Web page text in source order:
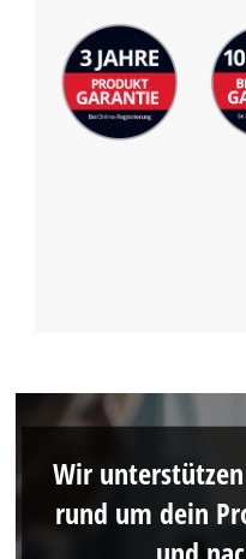
Wir
rund um dein